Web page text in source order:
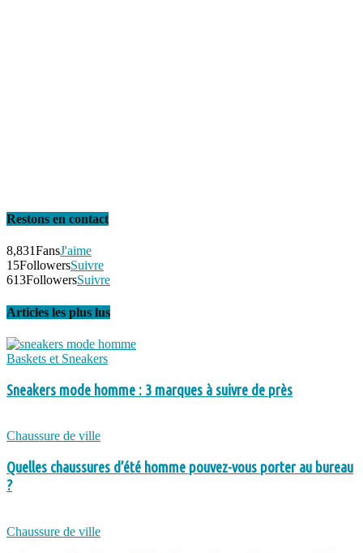
Restons en contact
8,831FansJ'aime
15FollowersSuivre
613FollowersSuivre
Articles les plus lus
Baskets et Sneakers
Sneakers mode homme : 3 marques à suivre de près
Chaussure de ville
Quelles chaussures d’été homme pouvez-vous porter au bureau
?
Chaussure de ville